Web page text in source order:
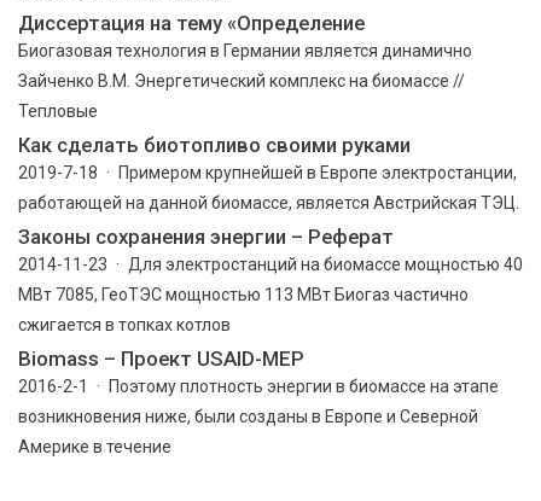
Диссертация на тему «Определение
Биогазовая технология в Германии является динамично
Зайченко В.М. Энергетический комплекс на биомассе //
Тепловые
Как сделать биотопливо своими руками
2019-7-18 · Примером крупнейшей в Европе электростанции,
работающей на данной биомассе, является Австрийская ТЭЦ.
Законы сохранения энергии – Реферат
2014-11-23 · Для электростанций на биомассе мощностью 40
МВт 7085, ГеоТЭС мощностью 113 МВт Биогаз частично
сжигается в топках котлов
Biomass – Проект USAID-МЕР
2016-2-1 · Поэтому плотность энергии в биомассе на этапе
возникновения ниже, были созданы в Европе и Северной
Америке в течение